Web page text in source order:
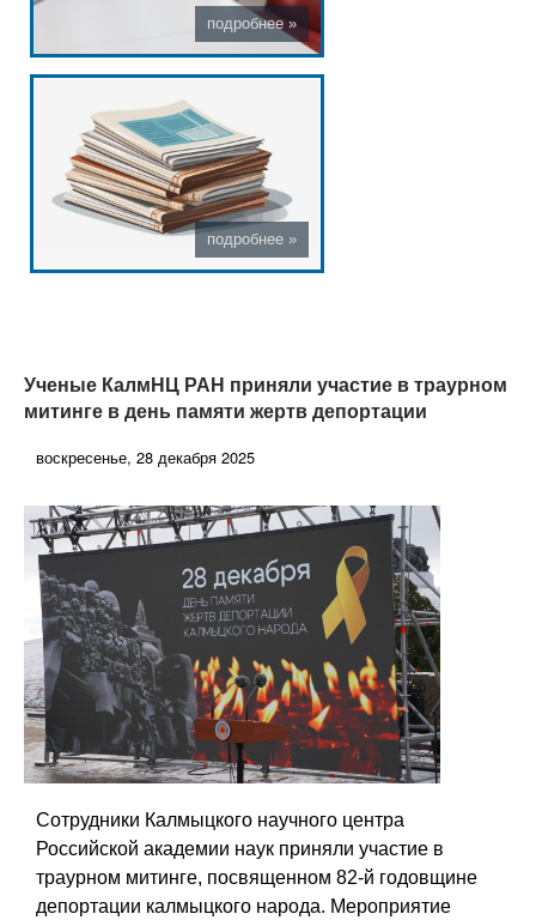
Ученые КалмНЦ РАН приняли участие в траурном
митинге в день памяти жертв депортации
воскресенье, 28 декабря 2025
Сотрудники Калмыцкого научного центра
Российской академии наук приняли участие в
траурном митинге, посвященном 82-й годовщине
депортации калмыцкого народа. Мероприятие